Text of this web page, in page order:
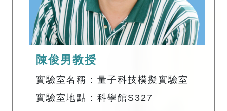
陳俊男教授
實驗室名稱 : 量子科技模擬實驗室
實驗室地點 : 科學館S327